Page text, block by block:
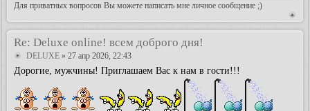
Для приватных вопросов Вы можете написать мне личное сообщение ;)
Re: Deluxe online! всем доброго дня!
DELUXE » 27 апр 2026, 22:43
Дорогие, мужчины! Приглашаем Вас к нам в гости!!!